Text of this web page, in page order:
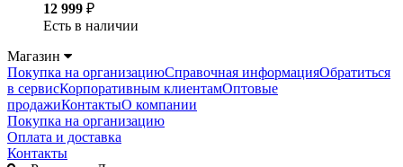
12 999 ₽
Есть в наличии
Магазин
Покупка на организациюСправочная информацияОбратиться
в сервисКорпоративным клиентамОптовые
продажиКонтактыО компании
Покупка на организацию
Оплата и доставка
Контакты